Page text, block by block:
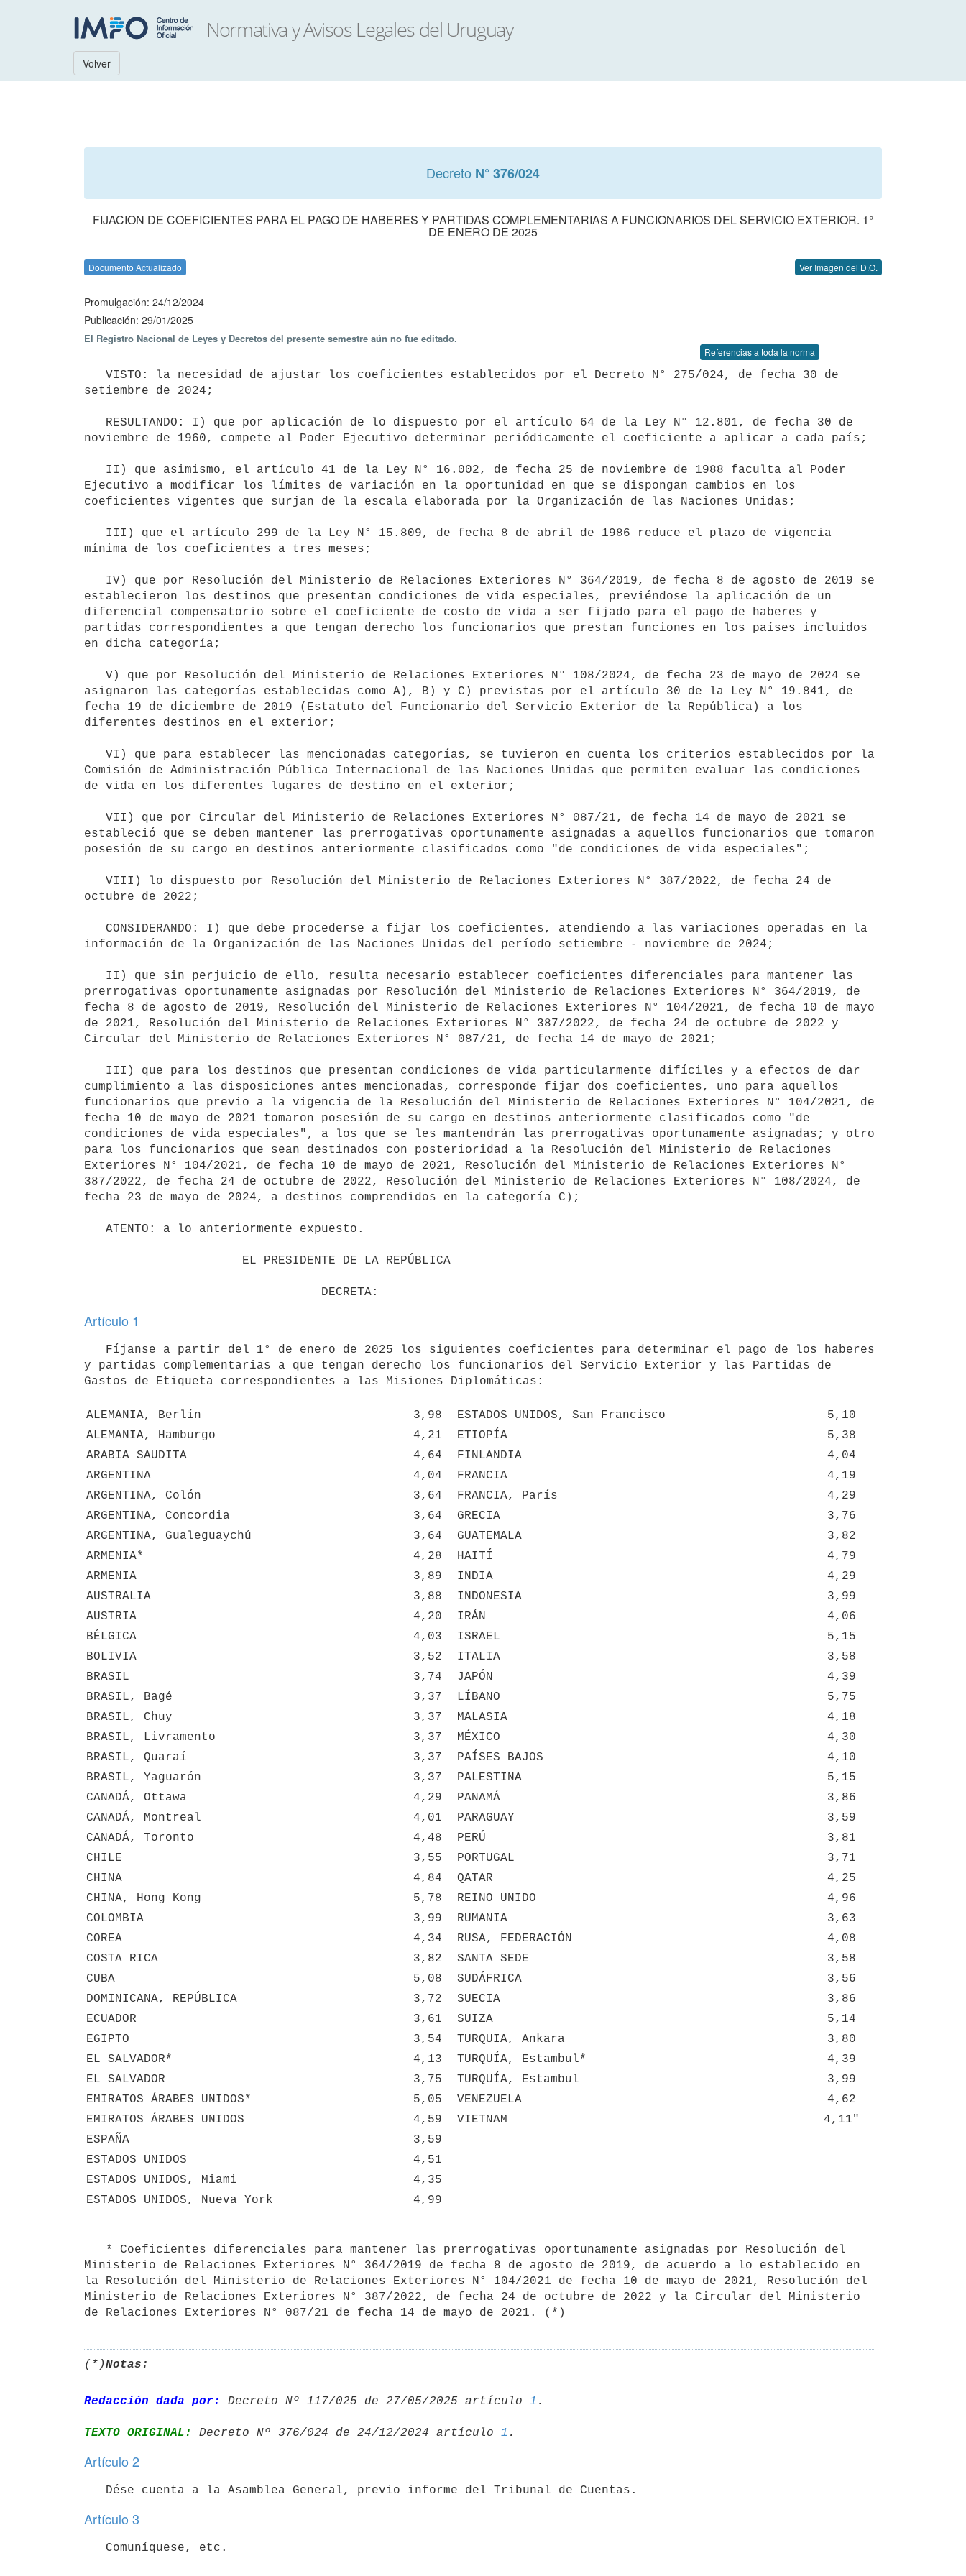
Volver
Decreto N° 376/024
FIJACION DE COEFICIENTES PARA EL PAGO DE HABERES Y PARTIDAS COMPLEMENTARIAS A FUNCIONARIOS DEL SERVICIO EXTERIOR. 1°
DE ENERO DE 2025
Documento Actualizado Ver Imagen del D.O.
Promulgación: 24/12/2024
Publicación: 29/01/2025
El Registro Nacional de Leyes y Decretos del presente semestre aún no fue editado.
Referencias a toda la norma
setiembre de 2024;
noviembre de 1960, compete al Poder Ejecutivo determinar periódicamente el coeficiente a aplicar a cada país;
Ejecutivo a modificar los límites de variación en la oportunidad en que se dispongan cambios en los
coeficientes vigentes que surjan de la escala elaborada por la Organización de las Naciones Unidas;
mínima de los coeficientes a tres meses;
establecieron los destinos que presentan condiciones de vida especiales, previéndose la aplicación de un
diferencial compensatorio sobre el coeficiente de costo de vida a ser fijado para el pago de haberes y
partidas correspondientes a que tengan derecho los funcionarios que prestan funciones en los países incluidos
en dicha categoría;
asignaron las categorías establecidas como A), B) y C) previstas por el artículo 30 de la Ley N° 19.841, de
fecha 19 de diciembre de 2019 (Estatuto del Funcionario del Servicio Exterior de la República) a los
diferentes destinos en el exterior;
Comisión de Administración Pública Internacional de las Naciones Unidas que permiten evaluar las condiciones
de vida en los diferentes lugares de destino en el exterior;
estableció que se deben mantener las prerrogativas oportunamente asignadas a aquellos funcionarios que tomaron
posesión de su cargo en destinos anteriormente clasificados como "de condiciones de vida especiales";
octubre de 2022;
información de la Organización de las Naciones Unidas del período setiembre - noviembre de 2024;
prerrogativas oportunamente asignadas por Resolución del Ministerio de Relaciones Exteriores N° 364/2019, de
fecha 8 de agosto de 2019, Resolución del Ministerio de Relaciones Exteriores N° 104/2021, de fecha 10 de mayo
de 2021, Resolución del Ministerio de Relaciones Exteriores N° 387/2022, de fecha 24 de octubre de 2022 y
Circular del Ministerio de Relaciones Exteriores N° 087/21, de fecha 14 de mayo de 2021;
cumplimiento a las disposiciones antes mencionadas, corresponde fijar dos coeficientes, uno para aquellos
funcionarios que previo a la vigencia de la Resolución del Ministerio de Relaciones Exteriores N° 104/2021, de
fecha 10 de mayo de 2021 tomaron posesión de su cargo en destinos anteriormente clasificados como "de
condiciones de vida especiales", a los que se les mantendrán las prerrogativas oportunamente asignadas; y otro
para los funcionarios que sean destinados con posterioridad a la Resolución del Ministerio de Relaciones
Exteriores N° 104/2021, de fecha 10 de mayo de 2021, Resolución del Ministerio de Relaciones Exteriores N°
387/2022, de fecha 24 de octubre de 2022, Resolución del Ministerio de Relaciones Exteriores N° 108/2024, de
fecha 23 de mayo de 2024, a destinos comprendidos en la categoría C);
Artículo 1
y partidas complementarias a que tengan derecho los funcionarios del Servicio Exterior y las Partidas de
Gastos de Etiqueta correspondientes a las Misiones Diplomáticas:
ALEMANIA, Berlín 3,98 ESTADOS UNIDOS, San Francisco
5,10
ALEMANIA, Hamburgo
4,21 ETIOPÍA
5,38
ARABIA SAUDITA
4,64 FINLANDIA
4,04
ARGENTINA
4,04 FRANCIA
4,19
ARGENTINA, Colón
3,64 FRANCIA, París
4,29
ARGENTINA, Concordia
3,64 GRECIA
3,76
ARGENTINA, Gualeguaychú
3,64 GUATEMALA
3,82
ARMENIA*
4,28 HAITÍ
4,79
ARMENIA
3,89 INDIA
4,29
AUSTRALIA
3,88 INDONESIA
3,99
AUSTRIA
4,20 IRÁN
4,06
BÉLGICA
4,03 ISRAEL
5,15
BOLIVIA
3,52 ITALIA
3,58
BRASIL
3,74 JAPÓN
4,39
BRASIL, Bagé
3,37 LÍBANO
5,75
BRASIL, Chuy
3,37 MALASIA
4,18
BRASIL, Livramento
3,37 MÉXICO
4,30
BRASIL, Quaraí
3,37 PAÍSES BAJOS
4,10
BRASIL, Yaguarón
3,37 PALESTINA
5,15
CANADÁ, Ottawa
4,29 PANAMÁ
3,86
CANADÁ, Montreal
4,01 PARAGUAY
3,59
CANADÁ, Toronto
4,48 PERÚ
3,81
CHILE
3,55 PORTUGAL
3,71
CHINA
4,84 QATAR
4,25
CHINA, Hong Kong
5,78 REINO UNIDO
4,96
COLOMBIA
3,99 RUMANIA
3,63
COREA
4,34 RUSA, FEDERACIÓN
4,08
COSTA RICA
3,82 SANTA SEDE
3,58
CUBA
5,08 SUDÁFRICA
3,56
DOMINICANA, REPÚBLICA
3,72 SUECIA
3,86
ECUADOR
3,61 SUIZA
5,14
EGIPTO
3,54 TURQUIA, Ankara
3,80
EL SALVADOR*
4,13 TURQUÍA, Estambul*
4,39
EL SALVADOR
3,75 TURQUÍA, Estambul
3,99
EMIRATOS ÁRABES UNIDOS*
5,05 VENEZUELA
4,62
EMIRATOS ÁRABES UNIDOS
4,59 VIETNAM
4,11"
ESPAÑA
3,59
ESTADOS UNIDOS
4,51
ESTADOS UNIDOS, Miami
4,35
ESTADOS UNIDOS, Nueva York
4,99
Ministerio de Relaciones Exteriores N° 364/2019 de fecha 8 de agosto de 2019, de acuerdo a lo establecido en
la Resolución del Ministerio de Relaciones Exteriores N° 104/2021 de fecha 10 de mayo de 2021, Resolución del
Ministerio de Relaciones Exteriores N° 387/2022, de fecha 24 de octubre de 2022 y la Circular del Ministerio
de Relaciones Exteriores N° 087/21 de fecha 14 de mayo de 2021. (*)
(*)Notas:
Redacción dada por: Decreto Nº 117/025 de 27/05/2025 artículo 1
TEXTO ORIGINAL: Decreto Nº 376/024 de 24/12/2024 artículo 1
Artículo 2
Artículo 3